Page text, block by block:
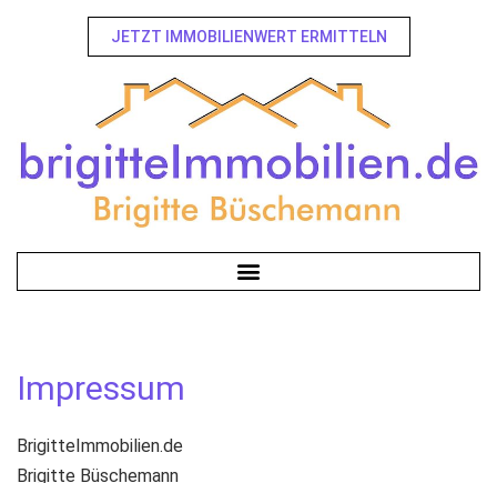
JETZT IMMOBILIENWERT ERMITTELN
Impressum
BrigitteImmobilien.de
Brigitte Büschemann